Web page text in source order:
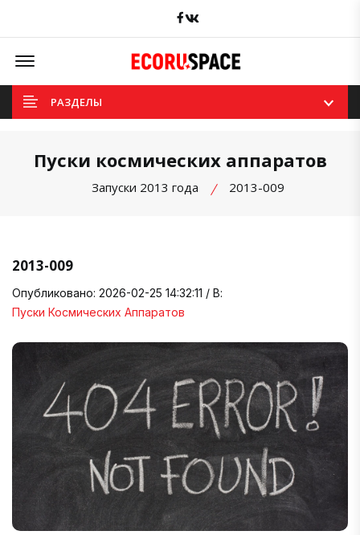
Facebook
Offcanvas Menu Open
РАЗДЕЛЫ
Пуски космических аппаратов
Запуски 2013 года 2013-009
2013-009
Опубликовано: 2026-02-25 14:32:11 / В:
Пуски Космических Аппаратов